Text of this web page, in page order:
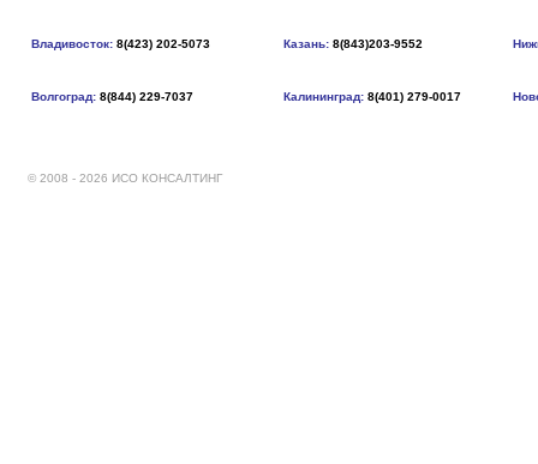
Владивосток: 8(423) 202-5073 Казань: 8(843)203-9552
Волгоград: 8(844) 229-7037 Калининград: 8(401) 279-0017
© 2008 - 2026 ИСО КОНСАЛТИНГ